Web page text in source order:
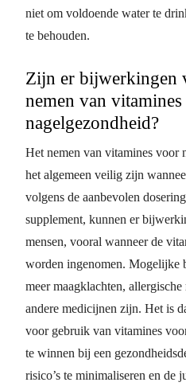
niet om voldoende water te
te behouden.
Zijn er bijwerkingen
nemen van
nagelgezondheid?
Het nemen van vitamines voor
het algemeen veilig zijn
volgens de aanbevolen
supplement, kunnen er
mensen, vooral wanneer de
worden ingenomen. Mogelijke
meer maagklachten,
andere medicijnen zijn. Het is
voor gebruik van vitamines
te winnen bij een
risico’s te minimaliseren en de